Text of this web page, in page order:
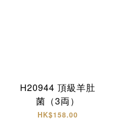
H20944 頂級羊肚
菌（3両）
HK$158.00